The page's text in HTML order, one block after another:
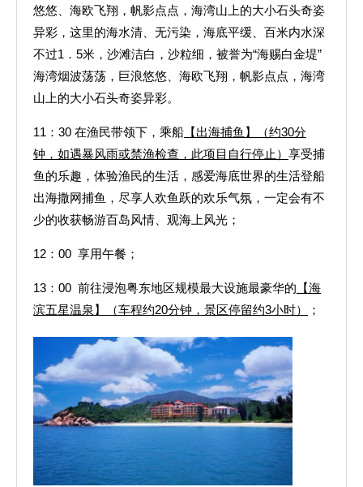
悠悠、海欧飞翔，帆影点点，海湾山上的大小石头奇姿
异彩，这里的海水清、无污染，海底平缓、百米内水深
不过1．5米，沙滩洁白，沙粒细，被誉为“海赐白金堤”
海湾烟波荡荡，巨浪悠悠、海欧飞翔，帆影点点，海湾
山上的大小石头奇姿异彩。
11：30 在渔民带领下，乘船 【出海捕鱼】（约30分
钟，如遇暴风雨或禁渔检查，此项目自行停止） 享受捕
鱼的乐趣，体验渔民的生活，感爱海底世界的生活登船
出海撒网捕鱼，尽享人欢鱼跃的欢乐气氛，一定会有不
少的收获畅游百岛风情、观海上风光；
12：00 享用午餐；
13：00 前往浸泡粤东地区规模最大设施最豪华的 【海
滨五星温泉】（车程约20分钟，景区停留约3小时）
；